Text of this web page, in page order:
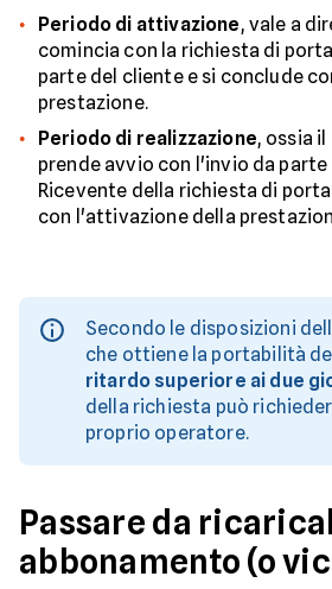
Periodo di attivazione, vale a
comincia con la richiesta di
parte del cliente e si conclude
prestazione.
Periodo di realizzazione, ossia
prende avvio con l'invio da
Ricevente della richiesta di
con l'attivazione della
Secondo le disposizioni
che ottiene la portabilità
ritardo superiore ai due
della richiesta può
proprio operatore.
Passare da
abbonamento (o